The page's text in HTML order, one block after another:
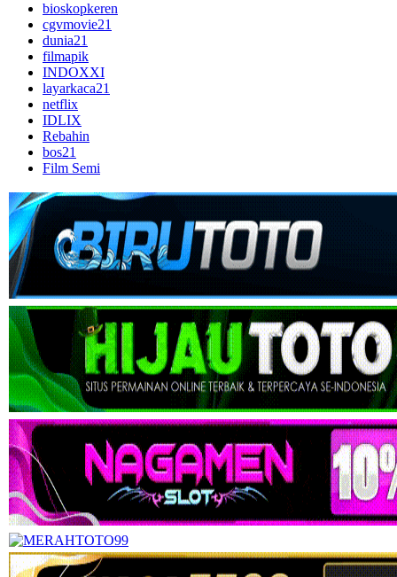
bioskopkeren
cgvmovie21
dunia21
filmapik
INDOXXI
layarkaca21
netflix
IDLIX
Rebahin
bos21
Film Semi